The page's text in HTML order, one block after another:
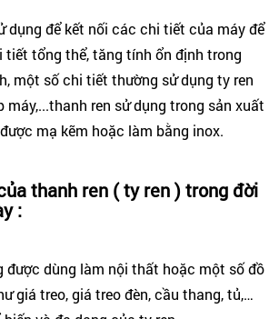
dụng để kết nối các chi tiết của máy để
tổng thể, tăng tính ổn định trong
một số chi tiết thường sử dụng ty ren
máy,...thanh ren sử dụng trong sản xuất
mạ kẽm hoặc làm bằng inox.
thanh ren ( ty ren ) trong đời
:
được dùng làm nội thất hoặc một số đồ
giá treo, giá treo đèn, cầu thang, tủ,…